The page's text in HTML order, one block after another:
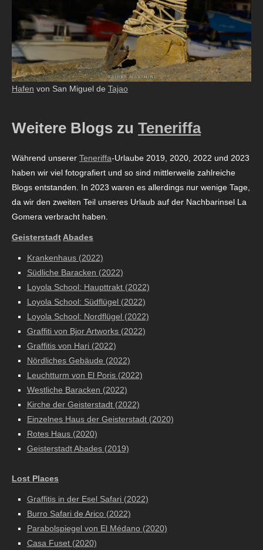
Hafen von San Miguel de Tajao
Weitere Blogs zu Teneriffa
Während unserer Teneriffa-Urlaube 2019, 2020, 2022 und 2023
haben wir viel fotografiert und so sind mittlerweile zahlreiche
Blogs entstanden. In 2023 waren es allerdings nur wenige Tage,
da wir den zweiten Teil unseres Urlaub auf der Nachbarinsel La
Gomera verbracht haben.
Geisterstadt Abades
Krankenhaus (2022)
Südliche Baracken (2022)
Loyola School: Haupttrakt (2022)
Loyola School: Südflügel (2022)
Loyola School: Nordflügel (2022)
Graffiti von Bjor Artworks (2022)
Graffitis von Hari (2022)
Nördliches Gebäude (2022)
Leuchtturm von El Poris (2022)
Westliche Baracken (2022)
Kirche der Geisterstadt (2022)
Einzelnes Haus der Geisterstadt (2020)
Rotes Haus (2020)
Geisterstadt Abades (2019)
Lost Places
Graffitis in der Esel Safari (2022)
Burro Safari de Arico (2022)
Parabolspiegel von El Médano (2020)
Casa Fuset (2020)